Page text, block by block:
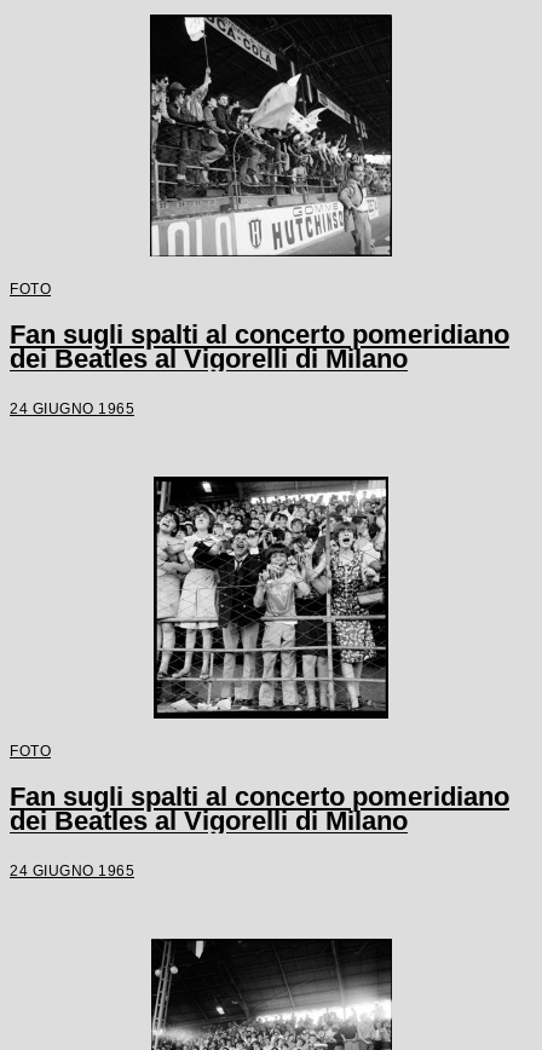
FOTO
Fan sugli spalti al concerto pomeridiano
dei Beatles al Vigorelli di Milano
24 GIUGNO 1965
FOTO
Fan sugli spalti al concerto pomeridiano
dei Beatles al Vigorelli di Milano
24 GIUGNO 1965